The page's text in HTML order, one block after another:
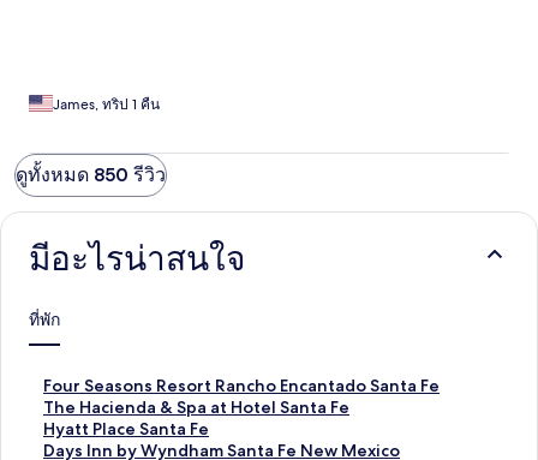
James, ทริป 1 คืน
ดูทั้งหมด 850 รีวิว
มีอะไรน่าสนใจ
ที่พัก
Four Seasons Resort Rancho Encantado Santa Fe
ลิ
ง
ก์
ม
The Hacienda & Spa at Hotel Santa Fe
ลิ
ง
ก์
Hyatt Place Santa Fe
ลิ
ง
Days Inn by Wyndham Santa Fe New Mexico
ลิ